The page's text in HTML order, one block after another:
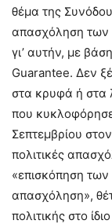
θέμα της
απασχόληση των
γι’ αυτήν, με
Guarantee. Δεν
στα κρυφά ή στα
που κυκλοφόρησε
Σεπτεμβρίου
πολιτικές
«επισκόπηση
απασχόληση»,
πολιτικής στο